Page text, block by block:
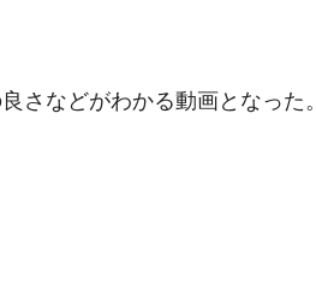
さなどがわかる動画となった。